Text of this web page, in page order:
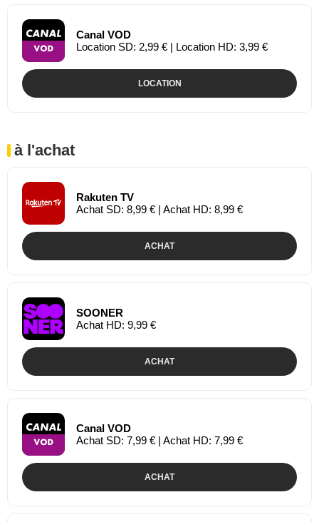
Canal VOD
Location SD: 2,99 € | Location HD: 3,99 €
LOCATION
à l'achat
Rakuten TV
Achat SD: 8,99 € | Achat HD: 8,99 €
ACHAT
SOONER
Achat HD: 9,99 €
ACHAT
Canal VOD
Achat SD: 7,99 € | Achat HD: 7,99 €
ACHAT